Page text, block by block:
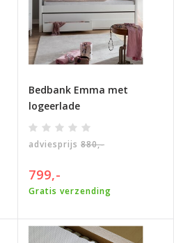
Bedbank Emma met
logeerlade
adviesprijs 880,-
799,-
Gratis verzending